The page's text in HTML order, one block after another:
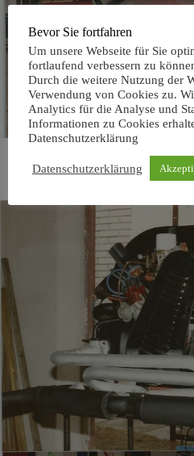
Söhnchen voller
Bevor Sie fortfahren
Um unsere Webseite für Sie
fortlaufend verbessern zu
Durch die weitere Nutzung der
Verwendung von Cookies zu.
Analytics für die Analyse und
Informationen zu Cookies
Datenschutzerklärung
Datenschutzerklärung